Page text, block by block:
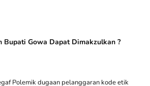
Bupati Gowa Dapat Dimakzulkan ?
Polemik dugaan pelanggaran kode etik